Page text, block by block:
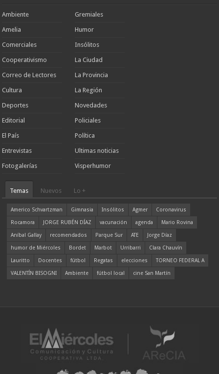
Ambiente
Amelia
Comerciales
Cooperativismo
Correo de Lectores
Cultura
Deportes
Editorial
El País
Entrevistas
Fotogalerías
Gremiales
Humor
Insólitos
La Ciudad
La Provincia
La Región
Novedades
Policiales
Política
Ultimas noticias
Visperhumor
Temas Nuevos Lo +
Americo Schvartzman Gimnasia Insólitos Agmer
Coronavirus
Rocamora
JORGE RUBÉN DÍAZ vacunación agenda
Mario Rovina
Aníbal Gallay
recomendados Parque Sur ATE
Jorge Díaz
humor de Miércoles
Bordet Marbot Urribarri
Clara Chauvín
Lauritto
Docentes fútbol Regatas elecciones
TORNEO FEDERAL A
VALENTÍN BISOGNI
Ambiente fútbol local cine San Martín